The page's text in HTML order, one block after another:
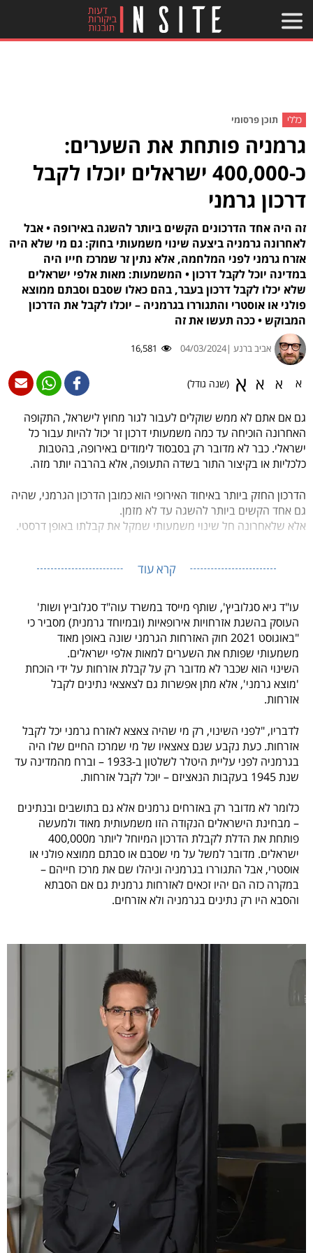
כללי תוכן פרסומי
גרמניה פותחת את השערים:
כ-400,000 ישראלים יוכלו לקבל
דרכון גרמני
זה היה אחד הדרכונים הקשים ביותר להשגה באירופה • אבל
לאחרונה גרמניה ביצעה שינוי משמעותי בחוק: גם מי שלא היה
אזרח גרמני לפני המלחמה, אלא נתין זר שמרכז חייו היה
במדינה יוכל לקבל דרכון • המשמעות: מאות אלפי ישראלים
שלא יכלו לקבל דרכון בעבר, בהם כאלו שסבם וסבתם ממוצא
פולני או אוסטרי והתגוררו בגרמניה – יוכלו לקבל את הדרכון
המבוקש • ככה תעשו את זה
אביב ברנע |04/03/2024
16,581
א א א א (שנה גודל)
גם אם אתם לא ממש שוקלים לעבור לגור מחוץ לישראל, התקופה
האחרונה הוכיחה עד כמה משמעותי דרכון זר יכול להיות עבור כל
ישראלי. כבר לא מדובר רק בסבסוד לימודים באירופה, בהטבות
כלכליות או בקיצור התור בשדה התעופה, אלא בהרבה יותר מזה.
הדרכון החזק ביותר באיחוד האירופי הוא כמובן הדרכון הגרמני, שהיה
גם אחד הקשים ביותר להשגה עד לא מזמן.
אלא שלאחרונה חל שינוי משמעותי שמקל את קבלתו באופן דרסטי.
קרא עוד
עו"ד גיא סגלוביץ', שותף מייסד במשרד עוה"ד סגלוביץ ושות'
העוסק בהשגת אזרחויות אירופאיות (ובמיוחד גרמנית) מסביר כי
"באוגוסט 2021 חוק האזרחות הגרמני שונה באופן מאוד
משמעותי שפותח את השערים למאות אלפי ישראלים.
השינוי הוא שכבר לא מדובר רק על קבלת אזרחות על ידי הוכחת
'מוצא גרמני', אלא מתן אפשרות גם לצאצאי נתינים לקבל
אזרחות.
לדבריו, "לפני השינוי, רק מי שהיה צאצא לאזרח גרמני יכל לקבל
אזרחות. כעת נקבע שגם צאצאיו של מי שמרכז החיים שלו היה
בגרמניה לפני עליית היטלר לשלטון ב-1933 – וברח מהמדינה עד
שנת 1945 בעקבות הנאציזם – יוכל לקבל אזרחות.
כלומר לא מדובר רק באזרחים גרמנים אלא גם בתושבים ובנתינים
– מבחינת הישראלים הנקודה הזו משמעותית מאוד ולמעשה
פותחת את הדלת לקבלת הדרכון המיוחל ליותר מ400,000
ישראלים. מדובר למשל על מי שסבם או סבתם ממוצא פולני או
אוסטרי, אבל התגוררו בגרמניה וניהלו שם את מרכז חייהם –
במקרה כזה הם יהיו זכאים לאזרחות גרמנית גם אם הסבתא
והסבא היו רק נתינים בגרמניה ולא אזרחים.